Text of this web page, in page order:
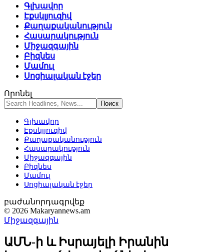
Գլխավոր
Էքսկլյուզիվ
Քաղաքականություն
Հասարակություն
Միջազգային
Բիզնես
Մամուլ
Սոցիալական էջեր
Որոնել
Գլխավոր
Էքսկլյուզիվ
Քաղաքականություն
Հասարակություն
Միջազգային
Բիզնես
Մամուլ
Սոցիալական էջեր
բաժանորդագրվեք
© 2026 Makaryannews.am
Միջազգային
ԱՄՆ-ի և Իսրայելի Իրանին